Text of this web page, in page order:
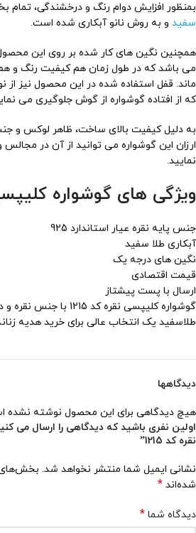
بمنظور افزایش دوام رنگ و درخشندگی،
سفید و به روش نانو آبکاری شده است.
می باشد که در طول زمان هم کیفیت رنگ و
ماند. قفل استفاده شده در این محصول نیز
که از افتاده گوشواره از گوش جلوگیری می
به دلیل کیفیت بالای ساخت، ظاهر لوکس و
ارزان این گوشواره می توانید از آن در
نمایید.
ویژگی های گوشواره کلیپسی
جنس پایه نقره عیار استاندارد 925
آبکاری طلا سفید
نگین های درجه یک
قیمت اقتصادی
ارسال با پست پیشتاز
گوشواره کلیپسی نقره کد
طلاسفید یک انتخاب عالی برای خرید هدیه
دیدگاهها
هیچ دیدگاهی برای این محصول نوشته نشده
اولین نفری باشید که دیدگاهی را ارسال می
نقره کد 1215”
نشانی ایمیل شما منتشر نخواهد شد. بخش‌های
شده‌اند *
دیدگاه شما *